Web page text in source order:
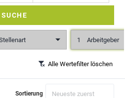
SUCHE
1 Arbeitgeber
Alle Wertefilter löschen
Sortierung